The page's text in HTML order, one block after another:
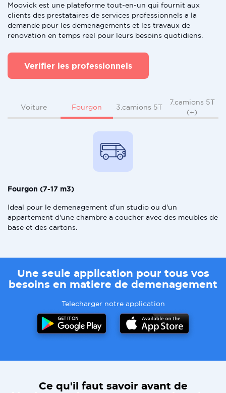
Moovick est une plateforme tout-en-un qui fournit aux
clients des prestataires de services professionnels a la
demande pour les demenagements et les travaux de
renovation en temps reel pour leurs besoins quotidiens.
Verifier les professionnels
Voiture Fourgon 3.camions 5T
7.camions 5T
(+)
Fourgon (7-17 m3)
Ideal pour le demenagement d'un studio ou d'un
appartement d'une chambre a coucher avec des meubles de
base et des cartons.
Une seule application pour tous vos
besoins en matiere de demenagement
Telecharger notre application
Ce qu'il faut savoir avant de